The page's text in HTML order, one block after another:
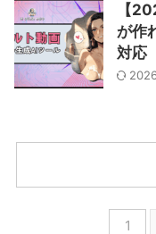
【
が作
対応
1